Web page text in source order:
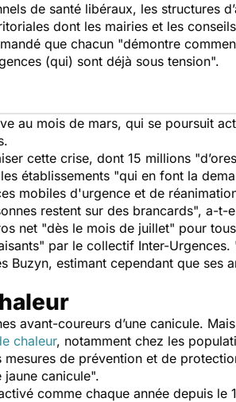
de santé libéraux, les structures
dont les mairies et les
que chacun "démontre
(qui) sont déjà sous tension".
au mois de mars, qui se poursuit
cette crise, dont 15 millions "
établissements "qui en font la
mobiles d'urgence et de
restent sur des brancards", a-t-
net "dès le mois de juillet" pour
" par le collectif Inter-Urgences.
Buzyn, estimant cependant que ses
avant-coureurs d’une canicule.
chaleur, notamment chez les
mesures de prévention et de
canicule".
comme chaque année depuis le